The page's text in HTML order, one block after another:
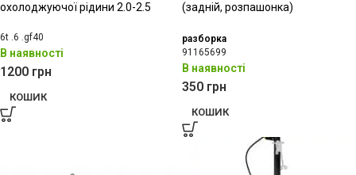
охолоджуючої рідини 2.0-2.5
6t .6 .gf40
В наявності
1200 грн
КОШИК
(задній, розпашонка)
разборка
91165699
В наявності
350 грн
КОШИК